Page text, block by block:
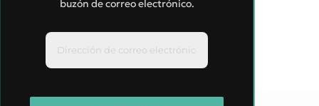
buzón de correo electrónico.